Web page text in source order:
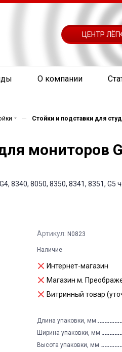
ЦЕНТР
О компании
— Стойки и подставки для
мониторов
8340, 8050, 8350, 8341, 8351, G5
Артикул: N0823
Наличие
Интернет-магазин
Магазин м.
Витринный товар
Длина упаковки, мм
Ширина упаковки, мм
Высота упаковки, мм